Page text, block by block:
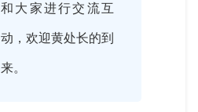
和大家进行交流互
动，欢迎黄处长的到
来。